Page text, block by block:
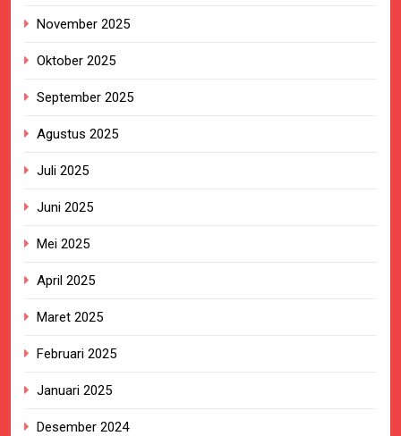
November 2025
Oktober 2025
September 2025
Agustus 2025
Juli 2025
Juni 2025
Mei 2025
April 2025
Maret 2025
Februari 2025
Januari 2025
Desember 2024